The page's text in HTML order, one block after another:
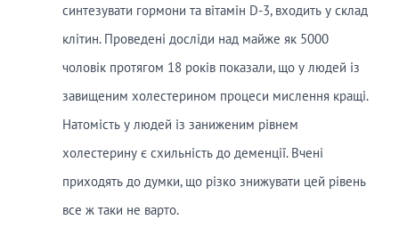
синтезувати гормони та вітамін D-3, входить у склад
клітин. Проведені досліди над майже як 5000
чоловік протягом 18 років показали, що у людей із
завищеним холестерином процеси мислення кращі.
Натомість у людей із заниженим рівнем
холестерину є схильність до деменції. Вчені
приходять до думки, що різко знижувати цей рівень
все ж таки не варто.